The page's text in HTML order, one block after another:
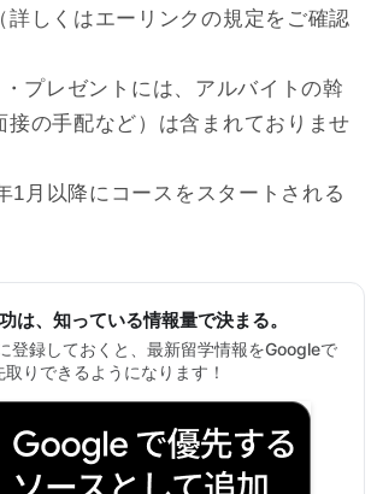
詳しくはエーリンクの規定をご確認
プレゼントには、アルバイトの斡
接の手配など）は含まれておりませ
1月以降にコースをスタートされる
は、知っている情報量で決まる。
登録しておくと、最新留学情報をGoogleで
取りできるようになります！